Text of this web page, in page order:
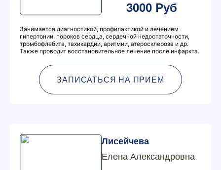
3000 Руб
Занимается диагностикой, профилактикой и лечением
гипертонии, пороков сердца, сердечной недостаточности,
тромбофлебита, тахикардии, аритмии, атеросклероза и др.
Также проводит восстановительное лечение после инфаркта.
ЗАПИСАТЬСЯ НА ПРИЕМ
Лисейчева
Елена Александровна